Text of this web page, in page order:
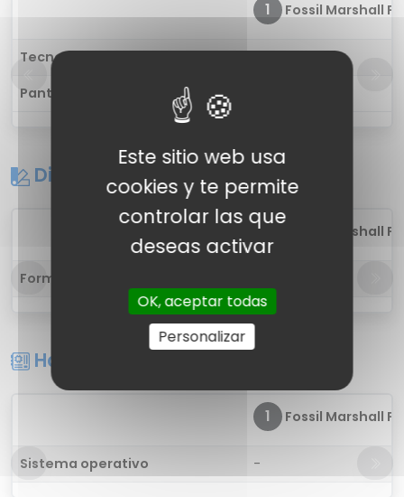
1 Fossil Marshall
Tecnología
Pantalla táctil
Diseño
Fossil Marshall
Forma
Hardware
1 Fossil Marshall
Sistema operativo -
Este sitio web usa
cookies y te permite
controlar las que
deseas activar
OK, aceptar todas
Personalizar